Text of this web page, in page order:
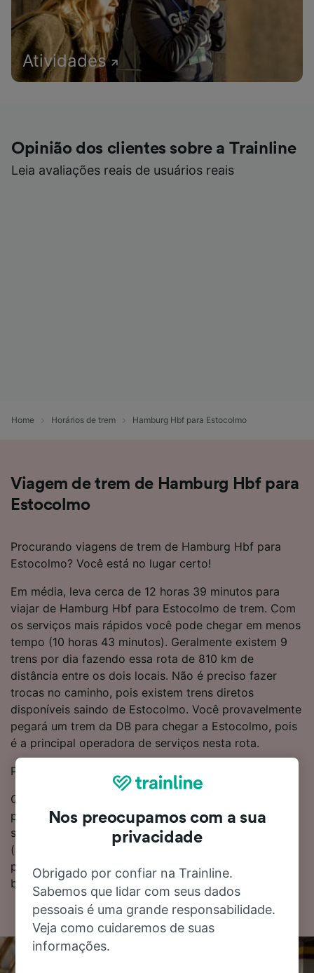
Atividades
Opinião dos clientes sobre a Trainline
Leia avaliações reais de usuários reais
Home Horários de trem Hamburg Hbf para Estocolmo
Viagem de trem de Hamburg Hbf para
Estocolmo
Procurando viagens de trem de Hamburg Hbf para
Estocolmo? Você está no lugar certo!
Em média, leva cerca de 12 horas 39 minutos para
viajar de Hamburg Hbf para Estocolmo de trem. Com
os serviços mais rápidos você pode chegar em menos
tempo (10 horas 43 minutos). Geralmente existem 9
trens por dia fazendo essa rota de 810 km de
distância entre os dois locais. Não é preciso fazer
trocas no caminho, pois existem trens diretos
disponíveis saindo de Estocolmo. Você provavelmente
pegará um trem da DB para chegar a Estocolmo, pois
é a principal operadora de serviços nesta rota.
Para ajudá-lo a obter o melhor custo
Quer reservar passagens de trem agora? Inicie sua
pesquisa hoje mesmo. Se você quiser saber mais
sobre a viagem, encontre as tabelas de horários
(incluindo hora do primeiro e do último trem),
perguntas frequentes e dicas sobre como reservar
bilhetes pelo menor custo.
Nos preocupamos com a sua
privacidade
Obrigado por confiar na Trainline.
Sabemos que lidar com seus dados
pessoais é uma grande responsabilidade.
Veja como cuidaremos de suas
informações.